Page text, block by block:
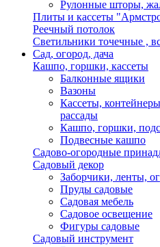
Рулонные шторы,
Плиты и кассеты
Реечный потолок
Светильники точечные ,
Сад, огород, дача
Кашпо, горшки, кассеты
Балконные ящики
Вазоны
Кассеты,
рассады
Кашпо, горшки,
Подвесные кашпо
Садово-огородные
Садовый декор
Заборчики, ленты,
Пруды садовые
Садовая мебель
Садовое освещение
Фигуры садовые
Садовый инструмент